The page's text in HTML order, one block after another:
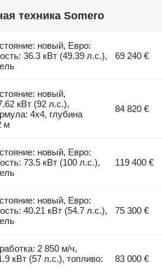
техника Somero
новый, Евро:
36.3 кВт (49.39 л.с.),
69 240 €
новый,
кВт (92 л.с.),
4x4, глубина
м
84 820 €
новый, Евро:
73.5 кВт (100 л.с.),
119 400 €
новый, Евро:
40.21 кВт (54.7 л.с.),
75 300 €
2 850 м/ч,
кВт (57 л.с.), топливо:
83 000 €